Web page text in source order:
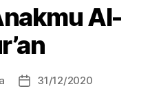
Al-
Post31/12/2020